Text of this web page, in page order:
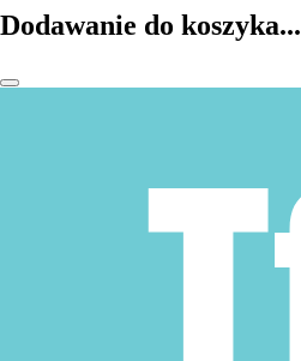
Dodawanie do koszyka...